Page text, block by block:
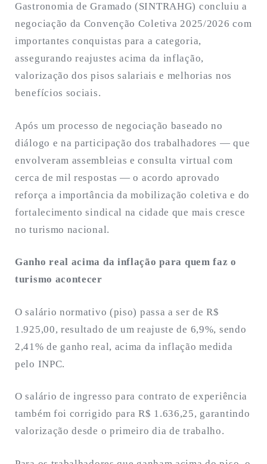
Gastronomia de Gramado (SINTRAHG) concluiu a
negociação da Convenção Coletiva 2025/2026 com
importantes conquistas para a categoria,
assegurando reajustes acima da inflação,
valorização dos pisos salariais e melhorias nos
benefícios sociais.
Após um processo de negociação baseado no
diálogo e na participação dos trabalhadores — que
envolveram assembleias e consulta virtual com
cerca de mil respostas — o acordo aprovado
reforça a importância da mobilização coletiva e do
fortalecimento sindical na cidade que mais cresce
no turismo nacional.
Ganho real acima da inflação para quem faz o
turismo acontecer
O salário normativo (piso) passa a ser de R$
1.925,00, resultado de um reajuste de 6,9%, sendo
2,41% de ganho real, acima da inflação medida
pelo INPC.
O salário de ingresso para contrato de experiência
também foi corrigido para R$ 1.636,25, garantindo
valorização desde o primeiro dia de trabalho.